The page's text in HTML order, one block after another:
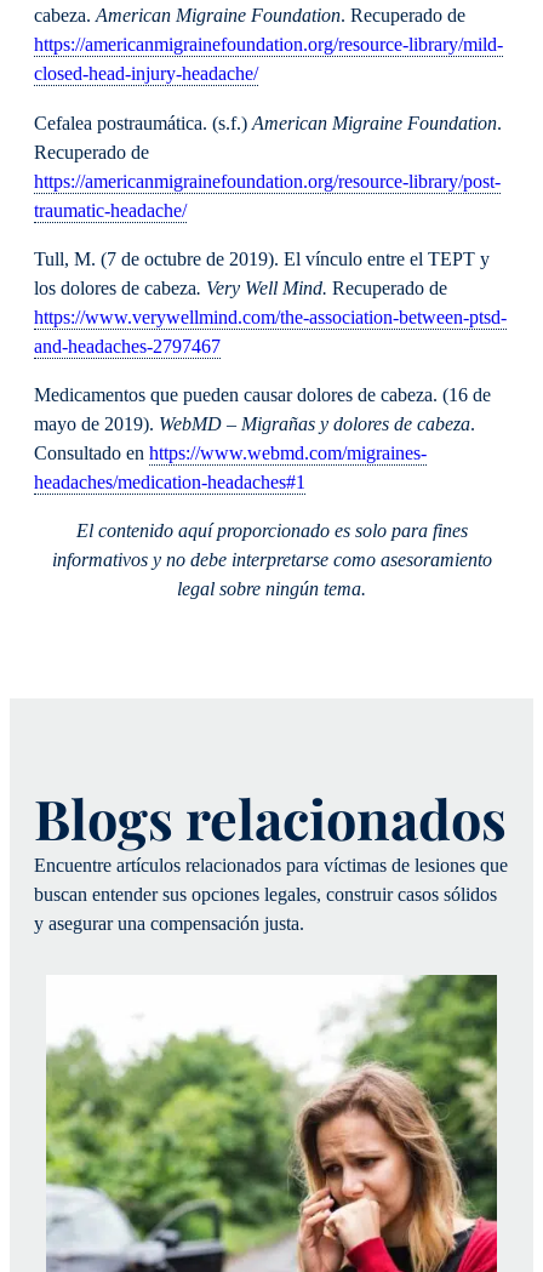
cabeza.American Migraine Foundation. Recuperado de
https://americanmigrainefoundation.org/resource-library/mild-
closed-head-injury-headache/
Cefalea postraumática. (s.f.) American Migraine Foundation.
Recuperado de
https://americanmigrainefoundation.org/resource-library/post-
traumatic-headache/
Tull, M. (7 de octubre de 2019). El vínculo entre el TEPT y
los dolores de cabeza. Very Well Mind. Recuperado de
https://www.verywellmind.com/the-association-between-ptsd-
and-headaches-2797467
Medicamentos que pueden causar dolores de cabeza. (16 de
mayo de 2019). WebMD – Migrañas y dolores de cabeza.
Consultado en https://www.webmd.com/migraines-
headaches/medication-headaches#1
El contenido aquí proporcionado es solo para fines
informativos y no debe interpretarse como asesoramiento
legal sobre ningún tema.
Blogs relacionados
Encuentre artículos relacionados para víctimas de lesiones que
buscan entender sus opciones legales, construir casos sólidos
y asegurar una compensación justa.